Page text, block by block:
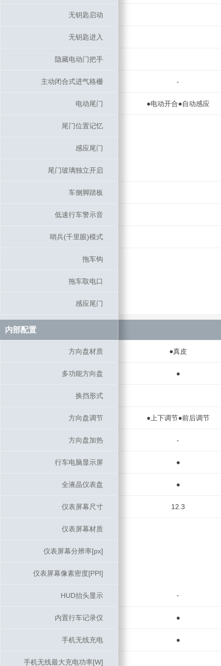
无钥匙启动
无钥匙进入
隐藏电动门把手
主动闭合式进气格栅 -
电动尾门 ●电动开合●自动感应
尾门位置记忆
感应尾门
尾门玻璃独立开启
车侧脚踏板
低速行车警示音
哨兵(千里眼)模式
拖车钩
拖车取电口
感应尾门
内部配置
方向盘材质 ●真皮
多功能方向盘 ●
换挡形式
方向盘调节 ●上下调节●前后调节
方向盘加热 -
行车电脑显示屏 ●
全液晶仪表盘 ●
仪表屏幕尺寸 12.3
仪表屏幕材质
仪表屏幕分辨率[px]
仪表屏幕像素密度[PPI]
HUD抬头显示 -
内置行车记录仪 ●
手机无线充电 ●
手机无线最大充电功率[W]
无钥匙启动
无钥匙进入
隐藏电动门把手
主动闭合式进气格栅
电动尾门
尾门位置记忆
感应尾门
尾门玻璃独立开启
车侧脚踏板
低速行车警示音
哨兵(千里眼)模式
拖车钩
拖车取电口
感应尾门
内部配置
方向盘材质
多功能方向盘
换挡形式
方向盘调节
方向盘加热
行车电脑显示屏
全液晶仪表盘
仪表屏幕尺寸
仪表屏幕材质
仪表屏幕分辨率[px]
仪表屏幕像素密度[PPI]
HUD抬头显示
内置行车记录仪
手机无线充电
手机无线最大充电功率[W]